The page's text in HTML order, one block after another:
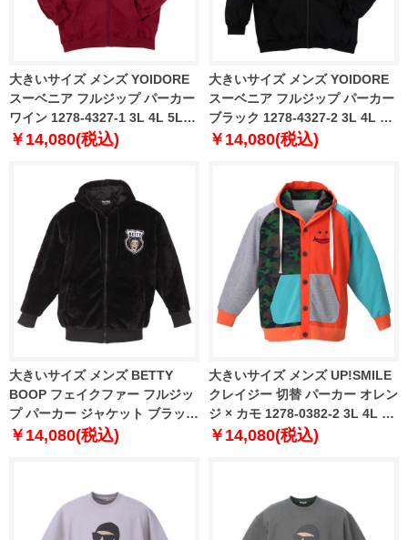
大きいサイズ メンズ YOIDORE
スーベニア フルジップ パーカー
ワイン 1278-4327-1 3L 4L 5L
6L
￥14,080(税込)
大きいサイズ メンズ YOIDORE
スーベニア フルジップ パーカー
ブラック 1278-4327-2 3L 4L 5L
6L
￥14,080(税込)
大きいサイズ メンズ BETTY
BOOP フェイクファー フルジッ
プ パーカー ジャケット ブラック
1278-2398-2 3L 4L 5L 6L
￥14,080(税込)
大きいサイズ メンズ UP!SMILE
クレイジー 切替 パーカー オレン
ジ × カモ 1278-0382-2 3L 4L 5L
6L
￥14,080(税込)